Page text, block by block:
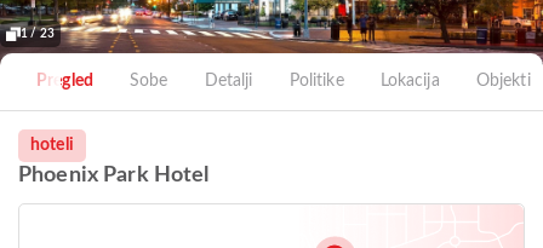
1 / 23
Pregled Sobe Detalji Politike Lokacija Objekti
hoteli
Phoenix Park Hotel